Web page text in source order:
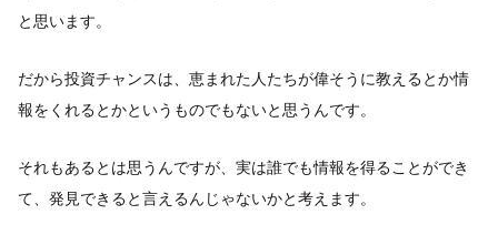
と思います。
だから投資チャンスは、恵まれた人たちが偉そうに教えるとか情
報をくれるとかというものでもないと思うんです。
それもあるとは思うんですが、実は誰でも情報を得ることができ
て、発見できると言えるんじゃないかと考えます。